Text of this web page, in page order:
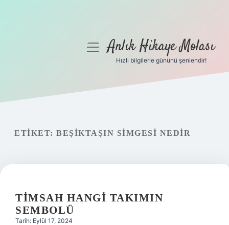
Gizlilik Politikası
menüyüAnlık Hikaye Molası
Hızlı bilgilerle gününü şenlendir!
ETIKET: BEŞIKTAŞIN SIMGESI NEDIR
TIMSAH HANGI TAKIMIN
SEMBOLÜ
Tarih: Eylül 17, 2024